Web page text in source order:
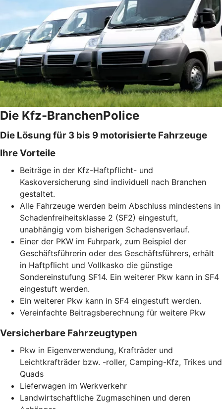
Die Kfz-BranchenPolice
Die Lösung für 3 bis 9 motorisierte Fahrzeuge
Ihre Vorteile
Beiträge in der Kfz-Haftpflicht- und
Kaskoversicherung sind individuell nach Branchen
gestaltet.
Alle Fahrzeuge werden beim Abschluss mindestens in
Schadenfreiheitsklasse 2 (SF2) eingestuft,
unabhängig vom bisherigen Schadensverlauf.
Einer der PKW im Fuhrpark, zum Beispiel der
Geschäftsführerin oder des Geschäftsführers, erhält
in Haftpflicht und Vollkasko die günstige
Sondereinstufung SF14. Ein weiterer Pkw kann in SF4
eingestuft werden.
Ein weiterer Pkw kann in SF4 eingestuft werden.
Vereinfachte Beitragsberechnung für weitere Pkw
Versicherbare Fahrzeugtypen
Pkw in Eigenverwendung, Krafträder und
Leichtkrafträder bzw. -roller, Camping-Kfz, Trikes und
Quads
Lieferwagen im Werkverkehr
Landwirtschaftliche Zugmaschinen und deren